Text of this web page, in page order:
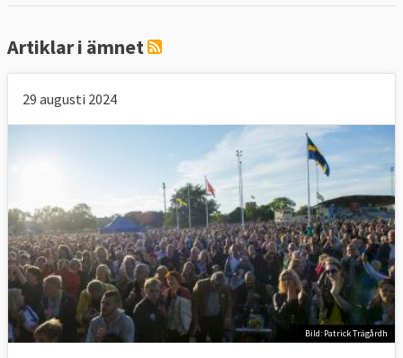
Artiklar i ämnet
29 augusti 2024
Bild: Patrick Trägårdh